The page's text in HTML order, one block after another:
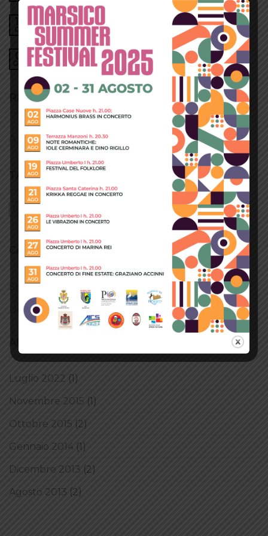
13
Ott
A Simple Blog Post
01
Gen
A Video Blog Post
RECENT COMMENTS
A WordPress Commenter Hello world!
TAG CLOUD
CATEGORIE
Style(5)
Uncategorized
(4)
ARCHIVI
Luglio 2022 (1)
Novembre 2015 (1)
Ottobre 2015 (2)
Gennaio 2014 (1)
Dicembre 2013 (2)
Agosto 2013 (2)